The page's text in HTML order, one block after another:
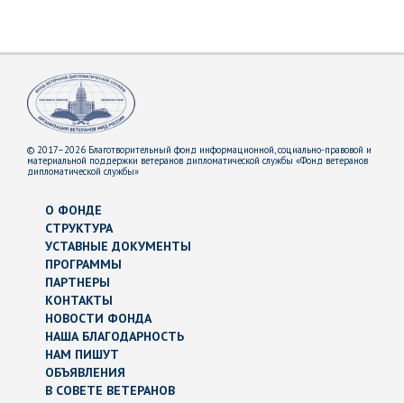
© 2017–2026 Благотворительный фонд информационной, социально-правовой и
материальной поддержки ветеранов дипломатической службы «Фонд ветеранов
дипломатической службы»
О ФОНДЕ
СТРУКТУРА
УСТАВНЫЕ ДОКУМЕНТЫ
ПРОГРАММЫ
ПАРТНЕРЫ
КОНТАКТЫ
НОВОСТИ ФОНДА
НАША БЛАГОДАРНОСТЬ
НАМ ПИШУТ
ОБЪЯВЛЕНИЯ
В СОВЕТЕ ВЕТЕРАНОВ